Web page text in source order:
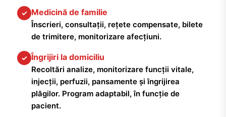
✓ Medicină de familie
Înscrieri, consultații, rețete compensate, bilete
de trimitere, monitorizare afecțiuni.
✓ Îngrijiri la domiciliu
Recoltări analize, monitorizare funcții vitale,
injecții, perfuzii, pansamente și îngrijirea
plăgilor. Program adaptabil, în funcție de
pacient.